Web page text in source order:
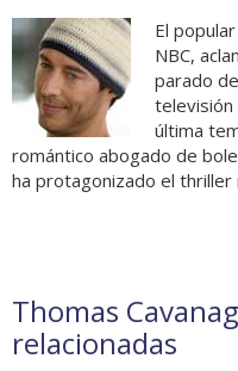
El
NBC,
parado
televisión
última
romántico abogado de
ha protagonizado el thriller
Thomas
relacionadas